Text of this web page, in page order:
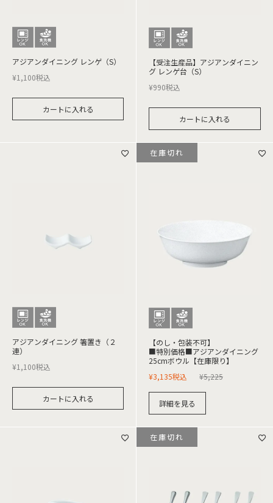
アジアンダイニング レンゲ（S）
¥1,100税込
カートに入れる
【受注生産品】アジアンダイニン
グ レンゲ台（S）
¥990税込
カートに入れる
アジアンダイニング 箸置き（２
連）
¥1,100税込
カートに入れる
【のし・包装不可】
■特別価格■アジアンダイニング
25cmボウル【在庫限り】
¥5,225
¥3,135税込
詳細を見る
在庫切れ
在庫切れ